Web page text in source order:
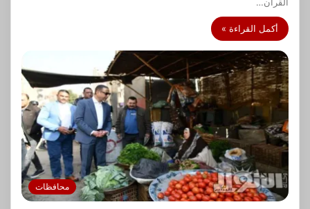
أكمل القراءة »
محافظات